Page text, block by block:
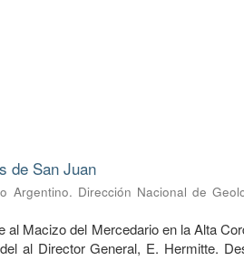
de San Juan
Argentino. Dirección Nacional de
Macizo del Mercedario en la Alta
al Director General, E. Hermitte.